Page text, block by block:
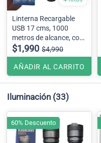
Linterna Recargable
USB 17 cms, 1000
metros de alcance, con
luz de emergencia
$1,990 $4,990
AÑADIR AL CARRITO
Iluminación (33)
60% Descuento